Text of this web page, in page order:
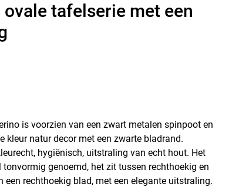
tafelserie met een
is voorzien van een zwart metalen spinpoot en
kleur natur decor met een zwarte bladrand.
hygiënisch, uitstraling van echt hout. Het
genoemd, het zit tussen rechthoekig en
een rechthoekig blad, met een elegante uitstraling.